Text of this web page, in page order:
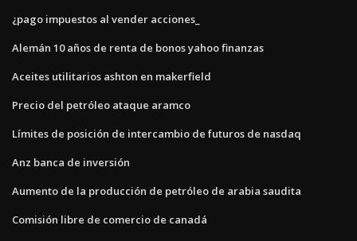
¿pago impuestos al vender acciones_
Alemán 10 años de renta de bonos yahoo finanzas
Aceites utilitarios ashton en makerfield
Precio del petróleo ataque aramco
Límites de posición de intercambio de futuros de nasdaq
Anz banca de inversión
Aumento de la producción de petróleo de arabia saudita
Comisión libre de comercio de canadá